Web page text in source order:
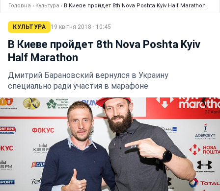
Головна › Культура › В Киеве пройдет 8th Nova Poshta Kyiv Half Marathon
КУЛЬТУРА 19 квітня 2018 · 10:45
В Киеве пройдет 8th Nova Poshta Kyiv
Half Marathon
Дмитрий Барановский вернулся в Украину
специально ради участия в марафоне